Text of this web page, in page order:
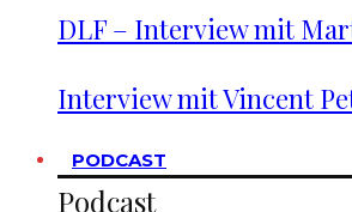
DLF – Interview mit
Interview mit Vincent
PODCAST
Podcast